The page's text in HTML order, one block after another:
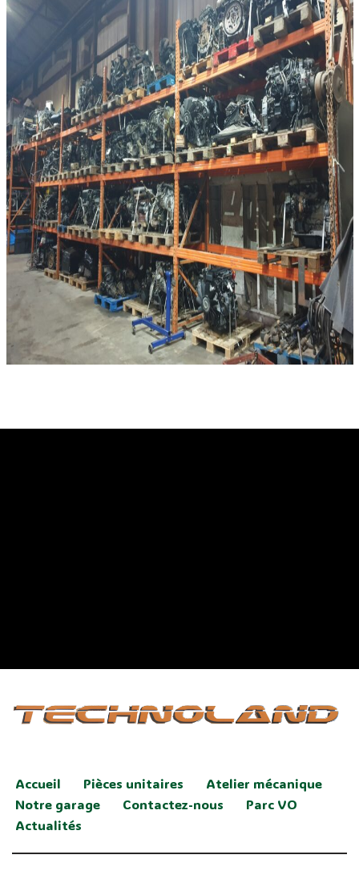
Accueil Pièces unitaires
Atelier mécanique
Notre garage
Contactez-nous
Parc VO
Actualités